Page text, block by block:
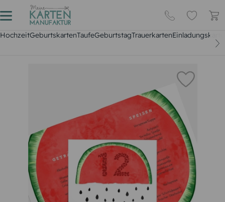
HochzeitGeburtskartenTaufeGeburtstagTrauerkarten